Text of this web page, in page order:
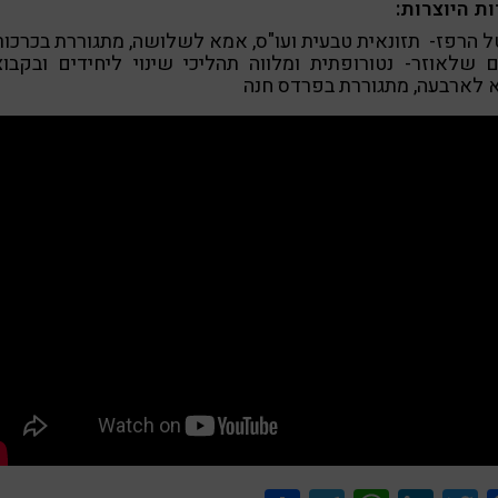
היוצרות:
הרפז- תזונאית טבעית ועו"ס, אמא לשלושה, מתגוררת
שלאוזר- נטורופתית ומלווה תהליכי שינוי ליחידים
לארבעה, מתגוררת בפרדס חנה